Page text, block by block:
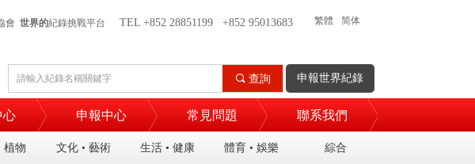
植物 文化 • 藝術 生活 • 健康 體育 • 娛樂 綜合
끠 查詢
心 申報中心 常見問題 聯系我們
會 世界的紀錄挑戰平台 TEL +852 28851199 +852 95013683
申報世界紀錄
繁體 简体